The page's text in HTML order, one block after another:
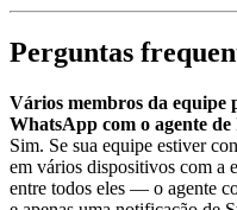
Perguntas
Vários membros da equipe
WhatsApp com o agente
Sim. Se sua equipe estiver
em vários dispositivos com a
entre todos eles — o agente